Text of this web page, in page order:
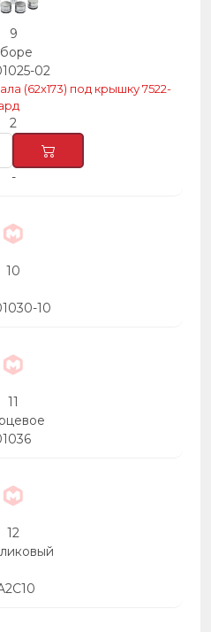
9
02
(62х173) под крышку 7522-
2
-
10
10
11
12